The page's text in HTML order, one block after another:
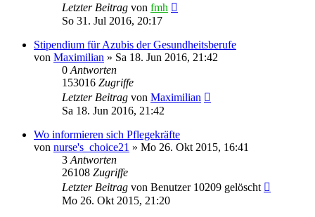
Letzter Beitrag von fmh
So 31. Jul 2016, 20:17
Stipendium für Azubis der Gesundheitsberufe
von Maximilian » Sa 18. Jun 2016, 21:42
0 Antworten
153016 Zugriffe
Letzter Beitrag von Maximilian
Sa 18. Jun 2016, 21:42
Wo informieren sich Pflegekräfte
von nurse's_choice21 » Mo 26. Okt 2015, 16:41
3 Antworten
26108 Zugriffe
Letzter Beitrag von Benutzer 10209 gelöscht
Mo 26. Okt 2015, 21:20